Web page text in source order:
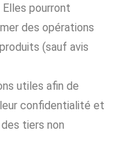
pourront
des opérations
(sauf avis
utiles afin de
confidentialité et
tiers non